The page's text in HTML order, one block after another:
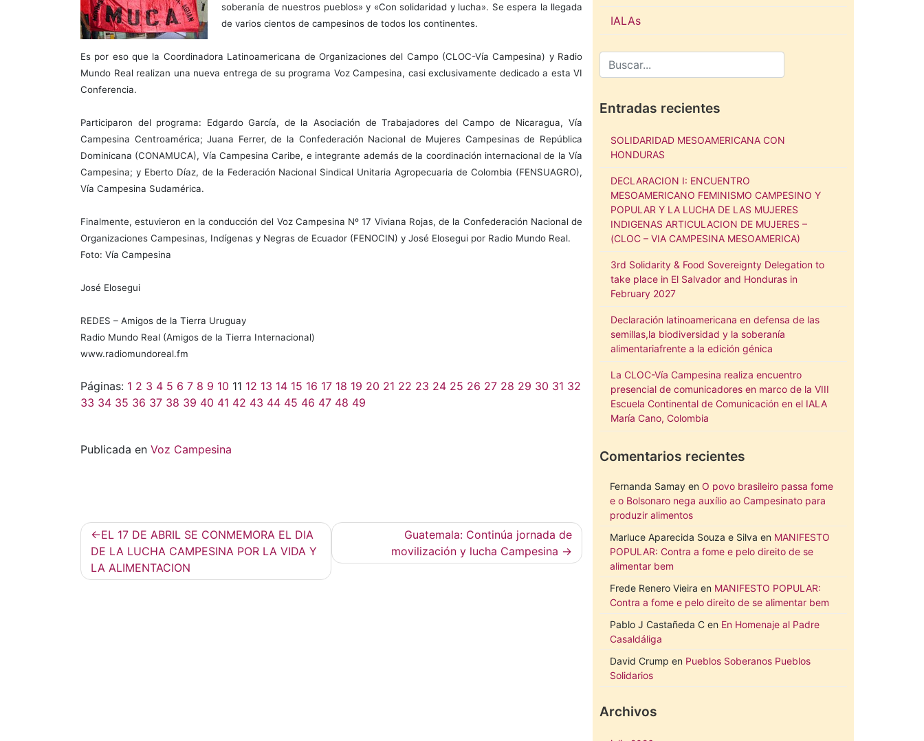
soberanía de nuestros pueblos» y «Con solidaridad y lucha». Se espera la llegada
de varios cientos de campesinos de todos los continentes.
Es por eso que la Coordinadora Latinoamericana de Organizaciones del Campo (CLOC-Vía Campesina) y Radio
Mundo Real realizan una nueva entrega de su programa Voz Campesina, casi exclusivamente dedicado a esta VI
Conferencia.
Participaron del programa: Edgardo García, de la Asociación de Trabajadores del Campo de Nicaragua, Vía
Campesina Centroamérica; Juana Ferrer, de la Confederación Nacional de Mujeres Campesinas de República
Dominicana (CONAMUCA), Vía Campesina Caribe, e integrante además de la coordinación internacional de la Vía
Campesina; y Eberto Díaz, de la Federación Nacional Sindical Unitaria Agropecuaria de Colombia (FENSUAGRO),
Vía Campesina Sudamérica.
Finalmente, estuvieron en la conducción del Voz Campesina Nº 17 Viviana Rojas, de la Confederación Nacional de
Organizaciones Campesinas, Indígenas y Negras de Ecuador (FENOCIN) y José Elosegui por Radio Mundo Real.
Foto: Vía Campesina
José Elosegui
REDES – Amigos de la Tierra Uruguay
Radio Mundo Real (Amigos de la Tierra Internacional)
www.radiomundoreal.fm
Páginas: 1 2 3 4 5 6 7 8 9 10 11 12 13 14 15 16 17 18 19 20 21 22 23 24 25 26 27 28 29 30 31 32
33 34 35 36 37 38 39 40 41 42 43 44 45 46 47 48 49
Publicada en Voz Campesina
Navegación
de
entradas
EL 17 DE ABRIL SE CONMEMORA EL DIA
DE LA LUCHA CAMPESINA POR LA VIDA Y
LA ALIMENTACION
Guatemala: Continúa jornada de
movilización y lucha Campesina
IALAs
Entradas recientes
SOLIDARIDAD MESOAMERICANA CON
HONDURAS
DECLARACION I: ENCUENTRO
MESOAMERICANO FEMINISMO CAMPESINO Y
POPULAR Y LA LUCHA DE LAS MUJERES
INDIGENAS ARTICULACION DE MUJERES –
(CLOC – VIA CAMPESINA MESOAMERICA)
3rd Solidarity & Food Sovereignty Delegation to
take place in El Salvador and Honduras in
February 2027
Declaración latinoamericana en defensa de las
semillas,la biodiversidad y la soberanía
alimentariafrente a la edición génica
La CLOC-Vía Campesina realiza encuentro
presencial de comunicadores en marco de la VIII
Escuela Continental de Comunicación en el IALA
María Cano, Colombia
Comentarios recientes
Fernanda Samay en O povo brasileiro passa fome
e o Bolsonaro nega auxílio ao Campesinato para
produzir alimentos
Marluce Aparecida Souza e Silva en MANIFESTO
POPULAR: Contra a fome e pelo direito de se
alimentar bem
Frede Renero Vieira en MANIFESTO POPULAR:
Contra a fome e pelo direito de se alimentar bem
Pablo J Castañeda C en En Homenaje al Padre
Casaldáliga
David Crump en Pueblos Soberanos Pueblos
Solidarios
Archivos